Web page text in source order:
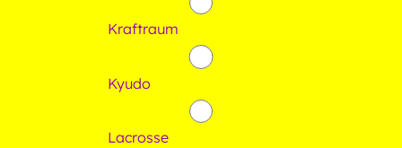
Kraftraum
Kyudo
Lacrosse